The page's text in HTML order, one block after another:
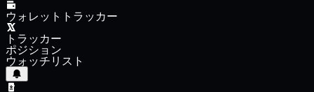
ウォレットトラッカー
トラッカー
ポジション
ウォッチリスト